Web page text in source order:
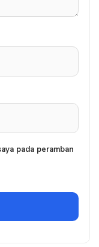
pada peramban